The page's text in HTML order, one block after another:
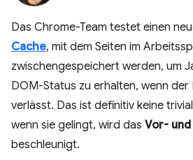
Das Chrome-Team testet einen
Cache, mit dem Seiten im
zwischengespeichert werden, um
DOM-Status zu erhalten, wenn der
verlässt. Das ist definitiv keine
wenn sie gelingt, wird das Vor-
beschleunigt.